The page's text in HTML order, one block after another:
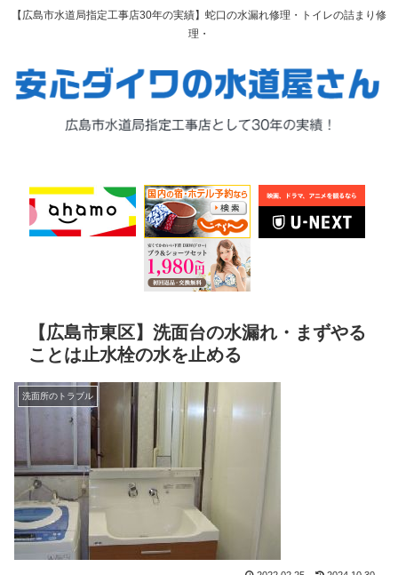
【広島市水道局指定工事店30年の実績】蛇口の水漏れ修理・トイレの詰まり修
理・
【広島市東区】洗面台の水漏れ・まずやる
ことは止水栓の水を止める
洗面所のトラブル